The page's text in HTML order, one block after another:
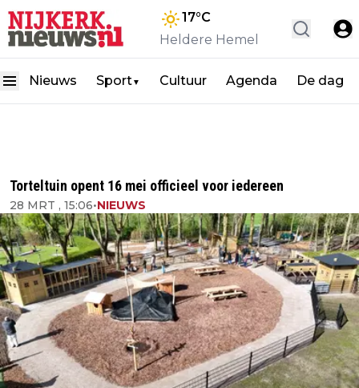
17°C
Heldere Hemel
Nieuws Sport▼ Cultuur Agenda De dag
Torteltuin opent 16 mei officieel voor iedereen
28 MRT , 15:06•NIEUWS